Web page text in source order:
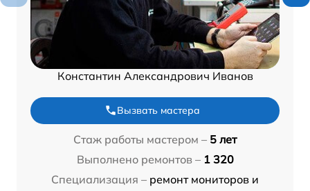
Константин Александрович Иванов
Вызвать мастера
Стаж работы мастером – 5 лет
Выполнено ремонтов – 1 320
Специализация – ремонт мониторов и